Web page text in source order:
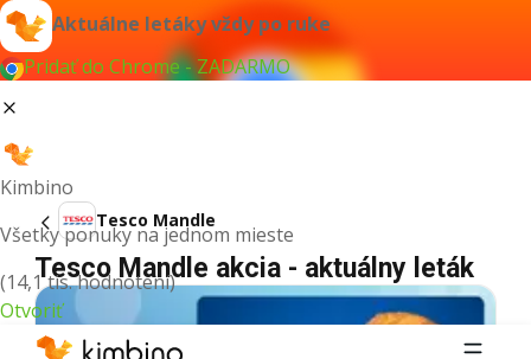
Aktuálne letáky vždy po ruke
Pridať do Chrome - ZADARMO
Kimbino
Všetky ponuky na jednom mieste
(14,1 tis. hodnotení)
Otvoriť
Tesco Mandle
Tesco Mandle akcia - aktuálny leták